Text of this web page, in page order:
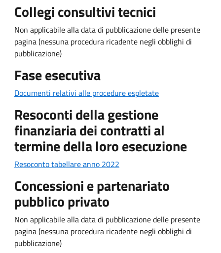
Collegi consultivi tecnici
Non applicabile alla data di pubblicazione delle presente
pagina (nessuna procedura ricadente negli obblighi di
pubblicazione)
Fase esecutiva
Documenti relativi alle procedure espletate
Resoconti della gestione
finanziaria dei contratti al
termine della loro esecuzione
Resoconto tabellare anno 2022
Concessioni e partenariato
pubblico privato
Non applicabile alla data di pubblicazione delle presente
pagina (nessuna procedura ricadente negli obblighi di
pubblicazione)